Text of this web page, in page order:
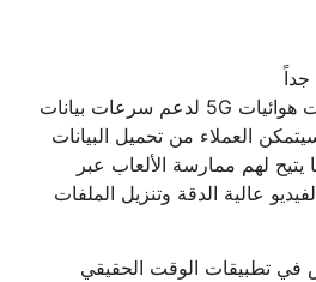
مقارنةً بهوائيات 4G، صُممت هوائيات 5G لدعم سرعات بيانات
العملاء من تحميل البيانات
يتيح لهم ممارسة الألعاب عبر
عالية الدقة وتنزيل الملفات
تطبيقات الوقت الحقيقي